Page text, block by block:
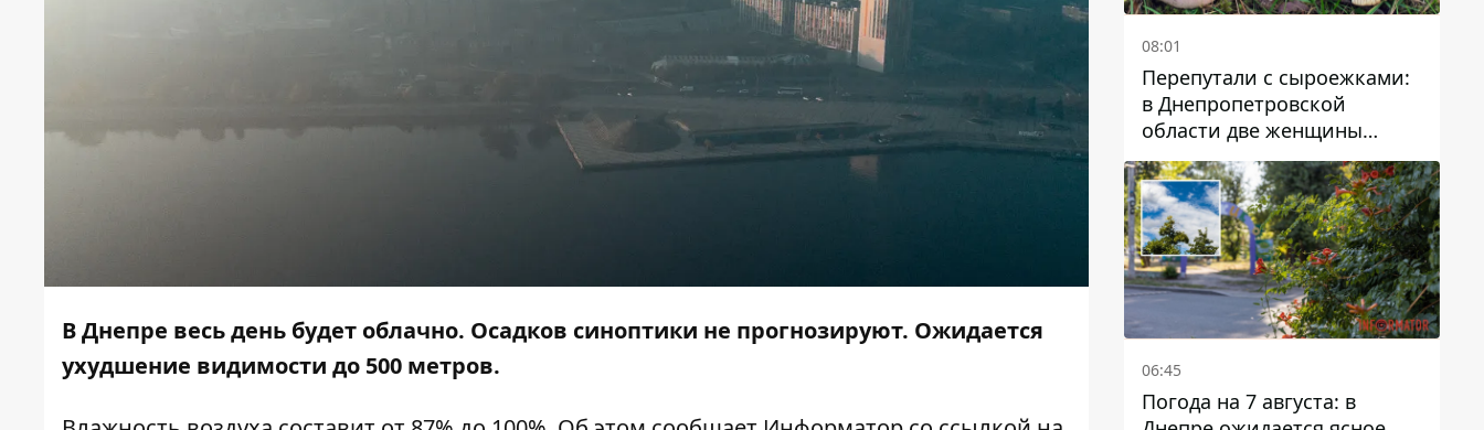
В Днепре весь день будет облачно. Осадков синоптики не прогнозируют. Ожидается
ухудшение видимости до 500 метров.
08:01
Перепутали с сыроежками:
в Днепропетровской
области две женщины
отравились грибами
06:45
Погода на 7 августа: в